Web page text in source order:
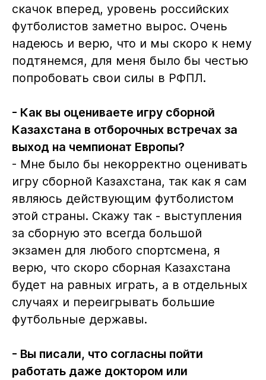
скачок вперед, уровень российских
футболистов заметно вырос. Очень
надеюсь и верю, что и мы скоро к нему
подтянемся, для меня было бы честью
попробовать свои силы в РФПЛ.
- Как вы оцениваете игру сборной
Казахстана в отборочных встречах за
выход на чемпионат Европы?
- Мне было бы некорректно оценивать
игру сборной Казахстана, так как я сам
являюсь действующим футболистом
этой страны. Скажу так - выступления
за сборную это всегда большой
экзамен для любого спортсмена, я
верю, что скоро сборная Казахстана
будет на равных играть, а в отдельных
случаях и переигрывать большие
футбольные державы.
- Вы писали, что согласны пойти
работать даже доктором или